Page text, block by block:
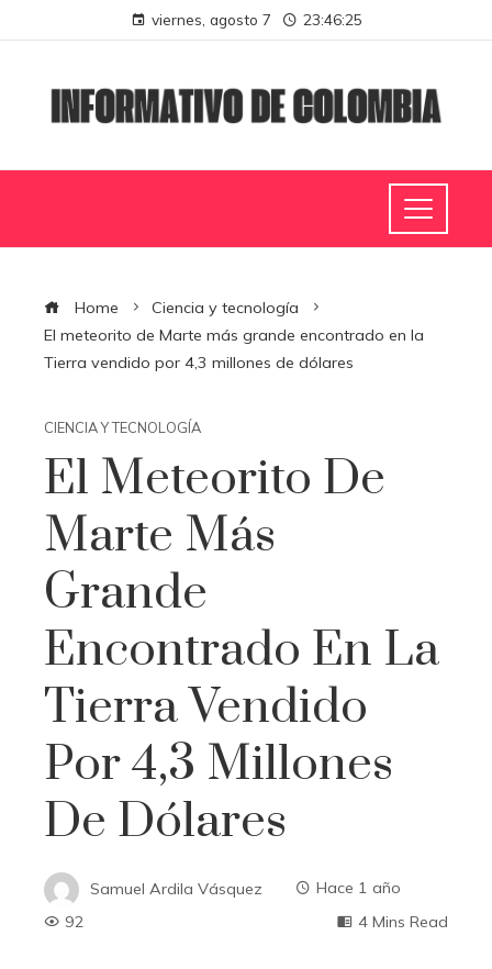
viernes, agosto 7 23:46:26
Home
Ciencia y tecnología
El meteorito de Marte más grande encontrado en la
Tierra vendido por 4,3 millones de dólares
CIENCIA Y TECNOLOGÍA
El Meteorito De
Marte Más
Grande
Encontrado En La
Tierra Vendido
Por 4,3 Millones
De Dólares
Samuel Ardila Vásquez
Hace 1 año
92
4 Mins Read